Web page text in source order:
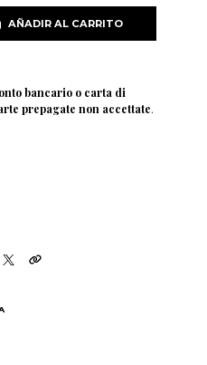
AÑADIR AL CARRITO
bancario o carta di
prepagate non accettate.